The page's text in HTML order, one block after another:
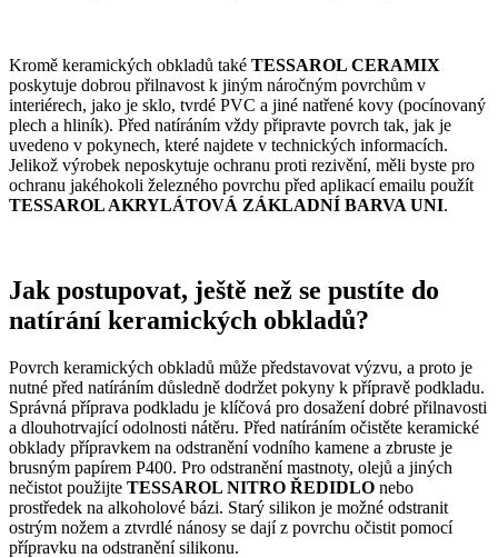
Kromě keramických obkladů také TESSAROL CERAMIX
poskytuje dobrou přilnavost k jiným náročným povrchům v
interiérech, jako je sklo, tvrdé PVC a jiné natřené kovy (pocínovaný
plech a hliník). Před natíráním vždy připravte povrch tak, jak je
uvedeno v pokynech, které najdete v technických informacích.
Jelikož výrobek neposkytuje ochranu proti rezivění, měli byste pro
ochranu jakéhokoli železného povrchu před aplikací emailu použít
TESSAROL AKRYLÁTOVÁ ZÁKLADNÍ BARVA UNI.
Jak postupovat, ještě než se pustíte do
natírání keramických obkladů?
Povrch keramických obkladů může představovat výzvu, a proto je
nutné před natíráním důsledně dodržet pokyny k přípravě podkladu.
Správná příprava podkladu je klíčová pro dosažení dobré přilnavosti
a dlouhotrvající odolnosti nátěru. Před natíráním očistěte keramické
obklady přípravkem na odstranění vodního kamene a zbruste je
brusným papírem P400. Pro odstranění mastnoty, olejů a jiných
nečistot použijte TESSAROL NITRO ŘEDIDLO nebo
prostředek na alkoholové bázi. Starý silikon je možné odstranit
ostrým nožem a ztvrdlé nánosy se dají z povrchu očistit pomocí
přípravku na odstranění silikonu.